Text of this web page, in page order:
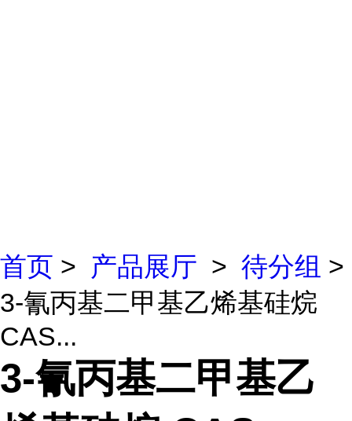
首页 > 产品展厅 > 待分组 >
3-氰丙基二甲基乙烯基硅烷
CAS...
3-氰丙基二甲基乙